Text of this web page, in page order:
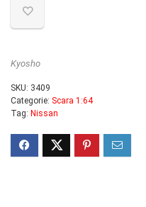
Kyosho
SKU: 3409
Categorie: Scara 1:64
Tag: Nissan